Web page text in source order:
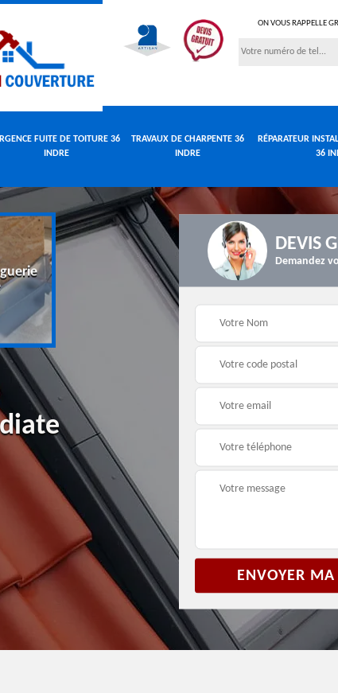
ON VOUS RAPPELLE
FUITE DE TOITURE 36
INDRE
TRAVAUX DE CHARPENTE 36
INDRE
RÉPARATEUR
36
Urgence fuite de
toiture 36 Indre
Travaux de
36 Indre
DEVIS
Demandez